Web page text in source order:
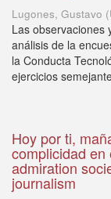
Lugones, Gustavo (
Las observaciones
análisis de la
la Conducta
ejercicios
Hoy por ti,
complicidad
admiration
journalism